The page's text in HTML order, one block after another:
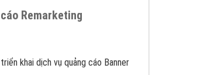
Remarketing
khai dịch vụ quảng cáo Banner